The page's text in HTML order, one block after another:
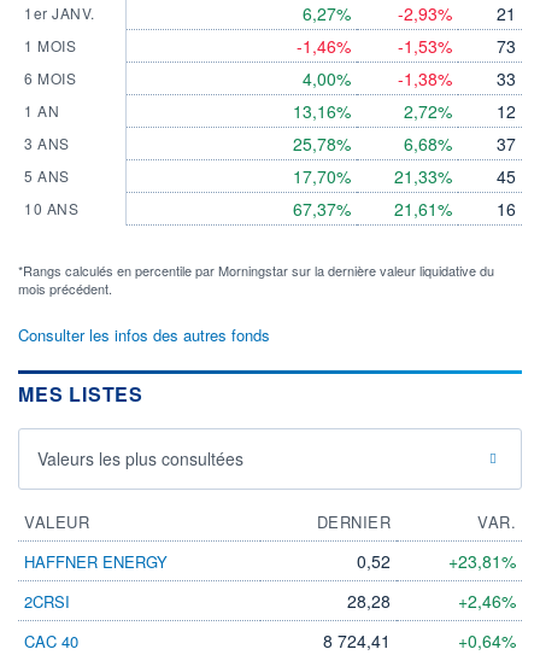
1er JANV.
1 MOIS
6 MOIS
1 AN
3 ANS
5 ANS
10 ANS
6,27%
-1,46%
4,00%
13,16%
25,78%
17,70%
67,37%
-2,93%
-1,53%
-1,38%
2,72%
6,68%
21,33%
21,61%
21
73
33
12
37
45
16
*Rangs calculés en percentile par Morningstar sur la dernière valeur liquidative du
mois précédent.
Consulter les infos des autres fonds
MES LISTES
Valeurs les plus consultées
VALEUR DERNIER
VAR.
HAFFNER ENERGY
0,52 +23,81%
2CRSI 28,28 +2,46%
CAC 40 8 724,41 +0,64%